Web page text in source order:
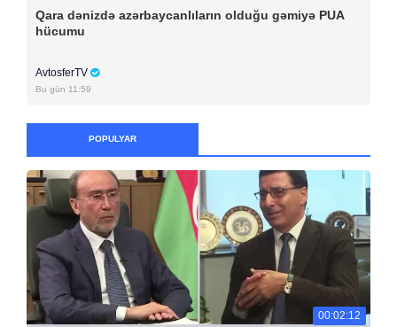
Qara dənizdə azərbaycanlıların olduğu gəmiyə PUA
hücumu
AvtosferTV
Bu gün 11:59
POPULYAR
00:02:12